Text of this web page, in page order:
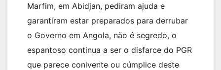
Marfim, em Abidjan, pediram ajuda e
garantiram estar preparados para derrubar
o Governo em Angola, não é segredo, o
espantoso continua a ser o disfarce do PGR
que parece conivente ou cúmplice deste